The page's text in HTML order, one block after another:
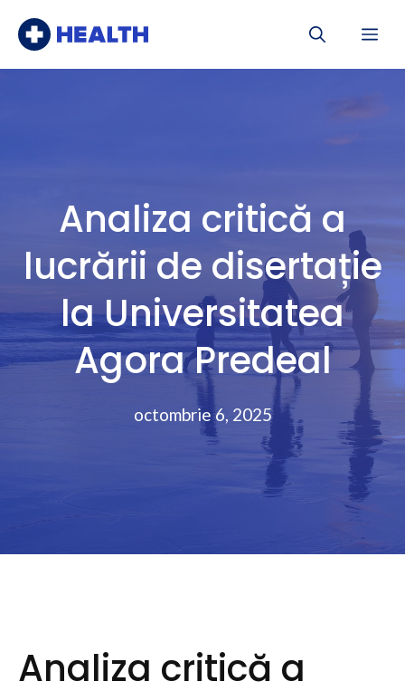
Analiza critică a
lucrării de disertație
la Universitatea
Agora Predeal
octombrie 6, 2025
Analiza critică a